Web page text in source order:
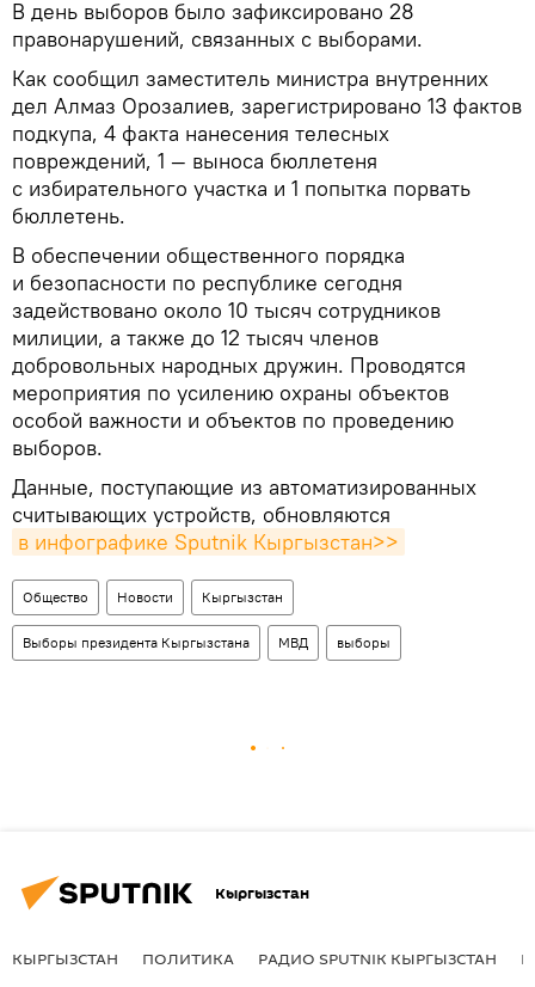
В день выборов было зафиксировано 28
правонарушений, связанных с выборами.
Как сообщил заместитель министра внутренних
дел Алмаз Орозалиев, зарегистрировано 13 фактов
подкупа, 4 факта нанесения телесных
повреждений, 1 — выноса бюллетеня
с избирательного участка и 1 попытка порвать
бюллетень.
В обеспечении общественного порядка
и безопасности по республике сегодня
задействовано около 10 тысяч сотрудников
милиции, а также до 12 тысяч членов
добровольных народных дружин. Проводятся
мероприятия по усилению охраны объектов
особой важности и объектов по проведению
выборов.
Данные, поступающие из автоматизированных
считывающих устройств, обновляются
в инфографике Sputnik Кыргызстан>>
Общество Новости Кыргызстан
Выборы президента Кыргызстана МВД выборы
Кыргызстан
КЫРГЫЗСТАН ПОЛИТИКА РАДИО SPUTNIK КЫРГЫЗСТАН